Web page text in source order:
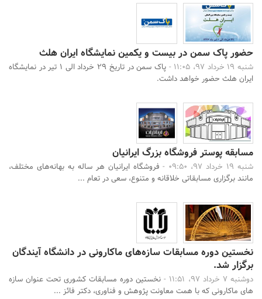
حضور پاک سمن در بیست و یکمین نمایشگاه ایران هلث
شنبه 19 خرداد 97، 11:05 -
پاک سمن در تاریخ 29 خرداد الی 1 تیر در نمایشگاه
ایران هلث حضور خواهد داشت.
مسابقه پوستر فروشگاه بزرگ ایرانیان
شنبه 19 خرداد 97، 09:50 -
فروشگاه ایرانیان هر ساله به بهانه‌های مختلف،
مانند برگزاری مسابقاتی خلاقانه و متنوع، سعی در تعام ...
نخستین دوره مسابقات سازه‌های ماکارونی در دانشگاه آیندگان
برگزار شد.
دوشنبه 7 خرداد 97، 11:51 -
نخستین دوره مسابقات کشوری تحت عنوان سازه
های ماکارونی که با همت معاونت پژوهش و فناوری، دکتر فائز ...